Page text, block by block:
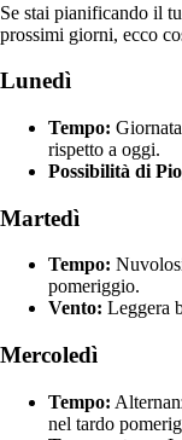
Se stai pianificando il
prossimi giorni, ecco
Lunedì
Tempo:
rispetto a oggi.
Possibilità di
Martedì
Tempo:
pomeriggio.
Vento: Leggera
Mercoledì
Tempo:
nel tardo